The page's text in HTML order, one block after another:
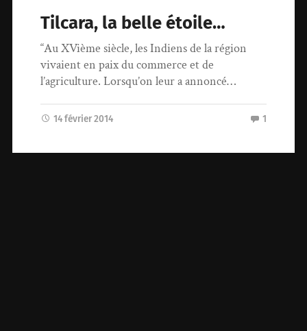
Tilcara, la belle étoile…
“Au XVième siècle, les Indiens de la région
vivaient en paix du commerce et de
l’agriculture. Lorsqu’on leur a annoncé…
14 février 2014 1